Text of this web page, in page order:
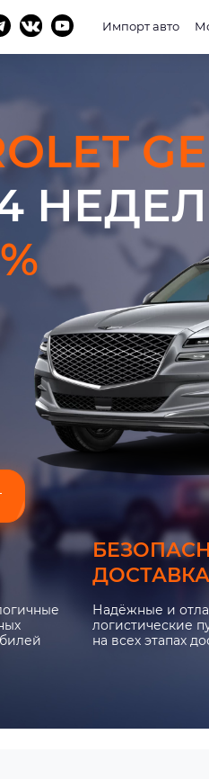
Импорт авто
ДОСТАВКА
Надёжные и
логистические
на всех этапах